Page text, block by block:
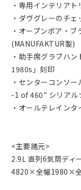
・専用インテリアト
・ダヴグレーのチ
・オープンポア・
(MANUFAKTUR製)
・助手席グラブハ
1980s」刻印
・センターコンソ
-1 of 460" シリアル
・オールテレイン
<主要諸元>
2.9L 直列6気筒ディ
4820×全幅1980×